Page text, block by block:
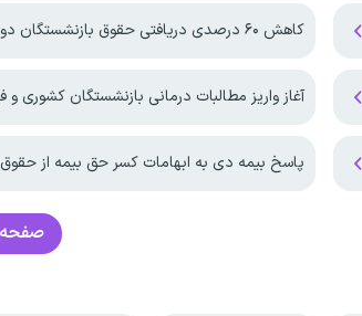
کاهش ۶۰ درصدی دریافتی حقوق بازنشستگان دولت
آغاز واریز مطالبات درمانی بازنشستگان کشوری و
پاسخ بیمه دی به ابهامات کسر حق بیمه از